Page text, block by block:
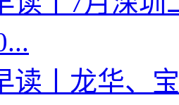
读丨龙华、